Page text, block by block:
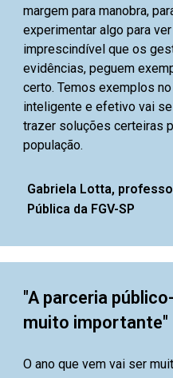
margem para manobra,
experimentar algo para
imprescindível que os
evidências, peguem
certo. Temos exemplos
inteligente e efetivo vai
trazer soluções certeiras
população.
Gabriela Lotta,
Pública da FGV-SP
"A parceria
muito importante"
O ano que vem vai ser